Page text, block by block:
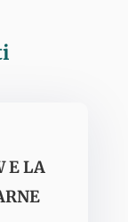
E LA